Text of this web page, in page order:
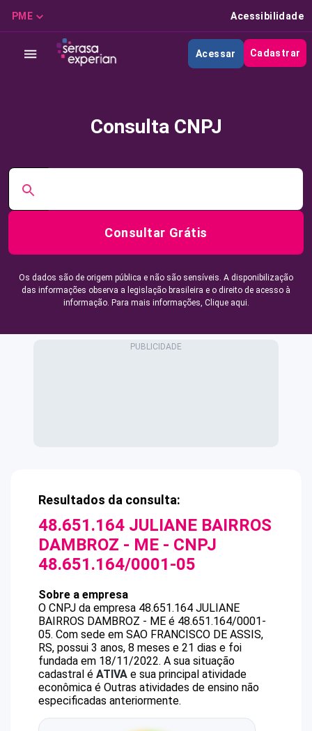
PME Acessibilidade
Acessar Cadastrar
Consulta CNPJ
Consultar Grátis
Os dados são de origem pública e não são sensíveis. A disponibilização
das informações observa a legislação brasileira e o direito de acesso à
informação. Para mais informações, Clique aqui.
Resultados da consulta:
48.651.164 JULIANE BAIRROS
DAMBROZ - ME - CNPJ
48.651.164/0001-05
Sobre a empresa
O CNPJ da empresa 48.651.164 JULIANE
BAIRROS DAMBROZ - ME é 48.651.164/0001-
05. Com sede em SAO FRANCISCO DE ASSIS,
RS, possui 3 anos, 8 meses e 21 dias e foi
fundada em 18/11/2022. A sua situação
cadastral é ATIVA e sua principal atividade
econômica é Outras atividades de ensino não
especificadas anteriormente.